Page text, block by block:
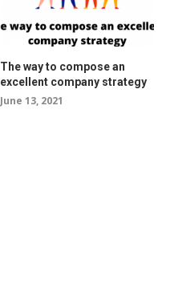
The way to compose an
excellent company strategy
June 13, 2021